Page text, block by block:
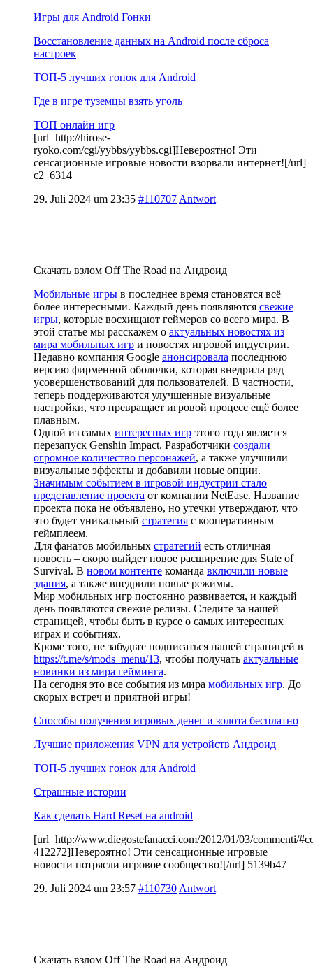
Игры для Android Гонки
Восстановление данных на Android после сброса
настроек
ТОП-5 лучших гонок для Android
Где в игре туземцы взять уголь
ТОП онлайн игр
[url=http://hirose-
ryoko.com/cgi/yybbs/yybbs.cgi]Невероятно! Эти
сенсационные игровые новости взорвали интернет![/url]
c2_6314
29. Juli 2024 um 23:35 #110707 Antwort
Скачать взлом Off The Road на Андроид
Мобильные игры в последнее время становятся всё
более интересными. Каждый день появляются свежие
игры, которые восхищают геймеров со всего мира. В
этой статье мы расскажем о актуальных новостях из
мира мобильных игр и новостях игровой индустрии.
Недавно компания Google анонсировала последнюю
версию фирменной оболочки, которая внедрила ряд
усовершенствований для пользователей. В частности,
теперь поддерживаются улучшенные визуальные
настройки, что превращает игровой процесс ещё более
плавным.
Одной из самых интересных игр этого года является
перезапуск Genshin Impact. Разработчики создали
огромное количество персонажей, а также улучшили
визуальные эффекты и добавили новые опции.
Значимым событием в игровой индустрии стало
представление проекта от компании NetEase. Название
проекта пока не объявлено, но утечки утверждают, что
это будет уникальный стратегия с кооперативным
геймплеем.
Для фанатов мобильных стратегий есть отличная
новость – скоро выйдет новое расширение для State of
Survival. В новом контенте команда включили новые
здания, а также внедрили новые режимы.
Мир мобильных игр постоянно развивается, и каждый
день появляются свежие релизы. Следите за нашей
страницей, чтобы быть в курсе о самых интересных
играх и событиях.
Кроме того, не забудьте подписаться нашей страницей в
https://t.me/s/mods_menu/13, чтобы получать актуальные
новинки из мира гейминга.
На сегодня это все события из мира мобильных игр. До
скорых встреч и приятной игры!
Способы получения игровых денег и золота бесплатно
Лучшие приложения VPN для устройств Андроид
ТОП-5 лучших гонок для Android
Страшные истории
Как сделать Hard Reset на android
[url=http://www.diegostefanacci.com/2012/01/03/commenti/
412272]Невероятно! Эти сенсационные игровые
новости потрясли игровое сообщество![/url] 5139b47
29. Juli 2024 um 23:57 #110730 Antwort
Скачать взлом Off The Road на Андроид